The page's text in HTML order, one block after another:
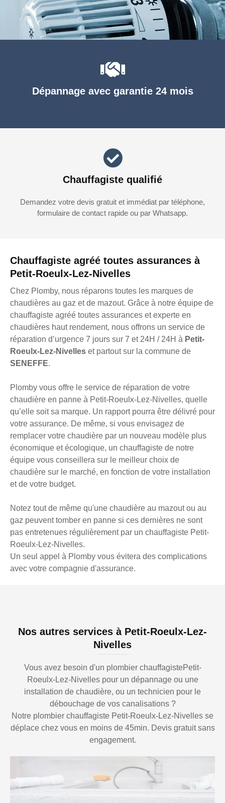
Chauffagiste agréé toutes assurances à
Petit-Roeulx-Lez-Nivelles
Chez Plomby, nous réparons toutes les marques de
chaudières au gaz et de mazout. Grâce à notre équipe de
chauffagiste agréé toutes assurances et experte en
chaudières haut rendement, nous offrons un service de
réparation d’urgence 7 jours sur 7 et 24H / 24H à Petit-
Roeulx-Lez-Nivelles et partout sur la commune de
SENEFFE.
Plomby vous offre le service de réparation de votre
chaudière en panne à Petit-Roeulx-Lez-Nivelles, quelle
qu’elle soit sa marque. Un rapport pourra être délivré pour
votre assurance. De même, si vous envisagez de
remplacer votre chaudière par un nouveau modèle plus
économique et écologique, un chauffagiste de notre
équipe vous conseillera sur le meilleur choix de
chaudière sur le marché, en fonction de votre installation
et de votre budget.
Notez tout de même qu'une chaudière au mazout ou au
gaz peuvent tomber en panne si ces dernières ne sont
pas entretenues régulièrement par un chauffagiste Petit-
Roeulx-Lez-Nivelles.
Un seul appel à Plomby vous évitera des complications
avec votre compagnie d'assurance.
Dépannage avec garantie 24 mois
Chauffagiste qualifié
Demandez votre devis gratuit et immédiat par téléphone,
formulaire de contact rapide ou par Whatsapp.
Nos autres services à Petit-Roeulx-Lez-
Nivelles
Vous avez besoin d'un plombier chauffagistePetit-
Roeulx-Lez-Nivelles pour un dépannage ou une
installation de chaudière, ou un technicien pour le
débouchage de vos canalisations ?
Notre plombier chauffagiste Petit-Roeulx-Lez-Nivelles se
déplace chez vous en moins de 45min. Devis gratuit sans
engagement.